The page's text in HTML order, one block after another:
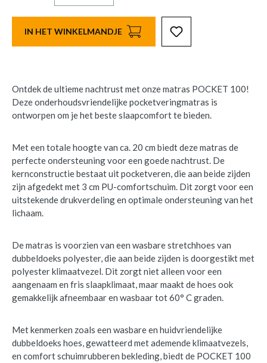
IN HET WINKELMANDJE
Ontdek de ultieme nachtrust met onze matras POCKET 100!
Deze onderhoudsvriendelijke pocketveringmatras is
ontworpen om je het beste slaapcomfort te bieden.
Met een totale hoogte van ca. 20 cm biedt deze matras de
perfecte ondersteuning voor een goede nachtrust. De
kernconstructie bestaat uit pocketveren, die aan beide zijden
zijn afgedekt met 3 cm PU-comfortschuim. Dit zorgt voor een
uitstekende drukverdeling en optimale ondersteuning van het
lichaam.
De matras is voorzien van een wasbare stretchhoes van
dubbeldoeks polyester, die aan beide zijden is doorgestikt met
polyester klimaatvezel. Dit zorgt niet alleen voor een
aangenaam en fris slaapklimaat, maar maakt de hoes ook
gemakkelijk afneembaar en wasbaar tot 60° C graden.
Met kenmerken zoals een wasbare en huidvriendelijke
dubbeldoeks hoes, gewatteerd met ademende klimaatvezels,
en comfort schuimrubberen bekleding, biedt de POCKET 100